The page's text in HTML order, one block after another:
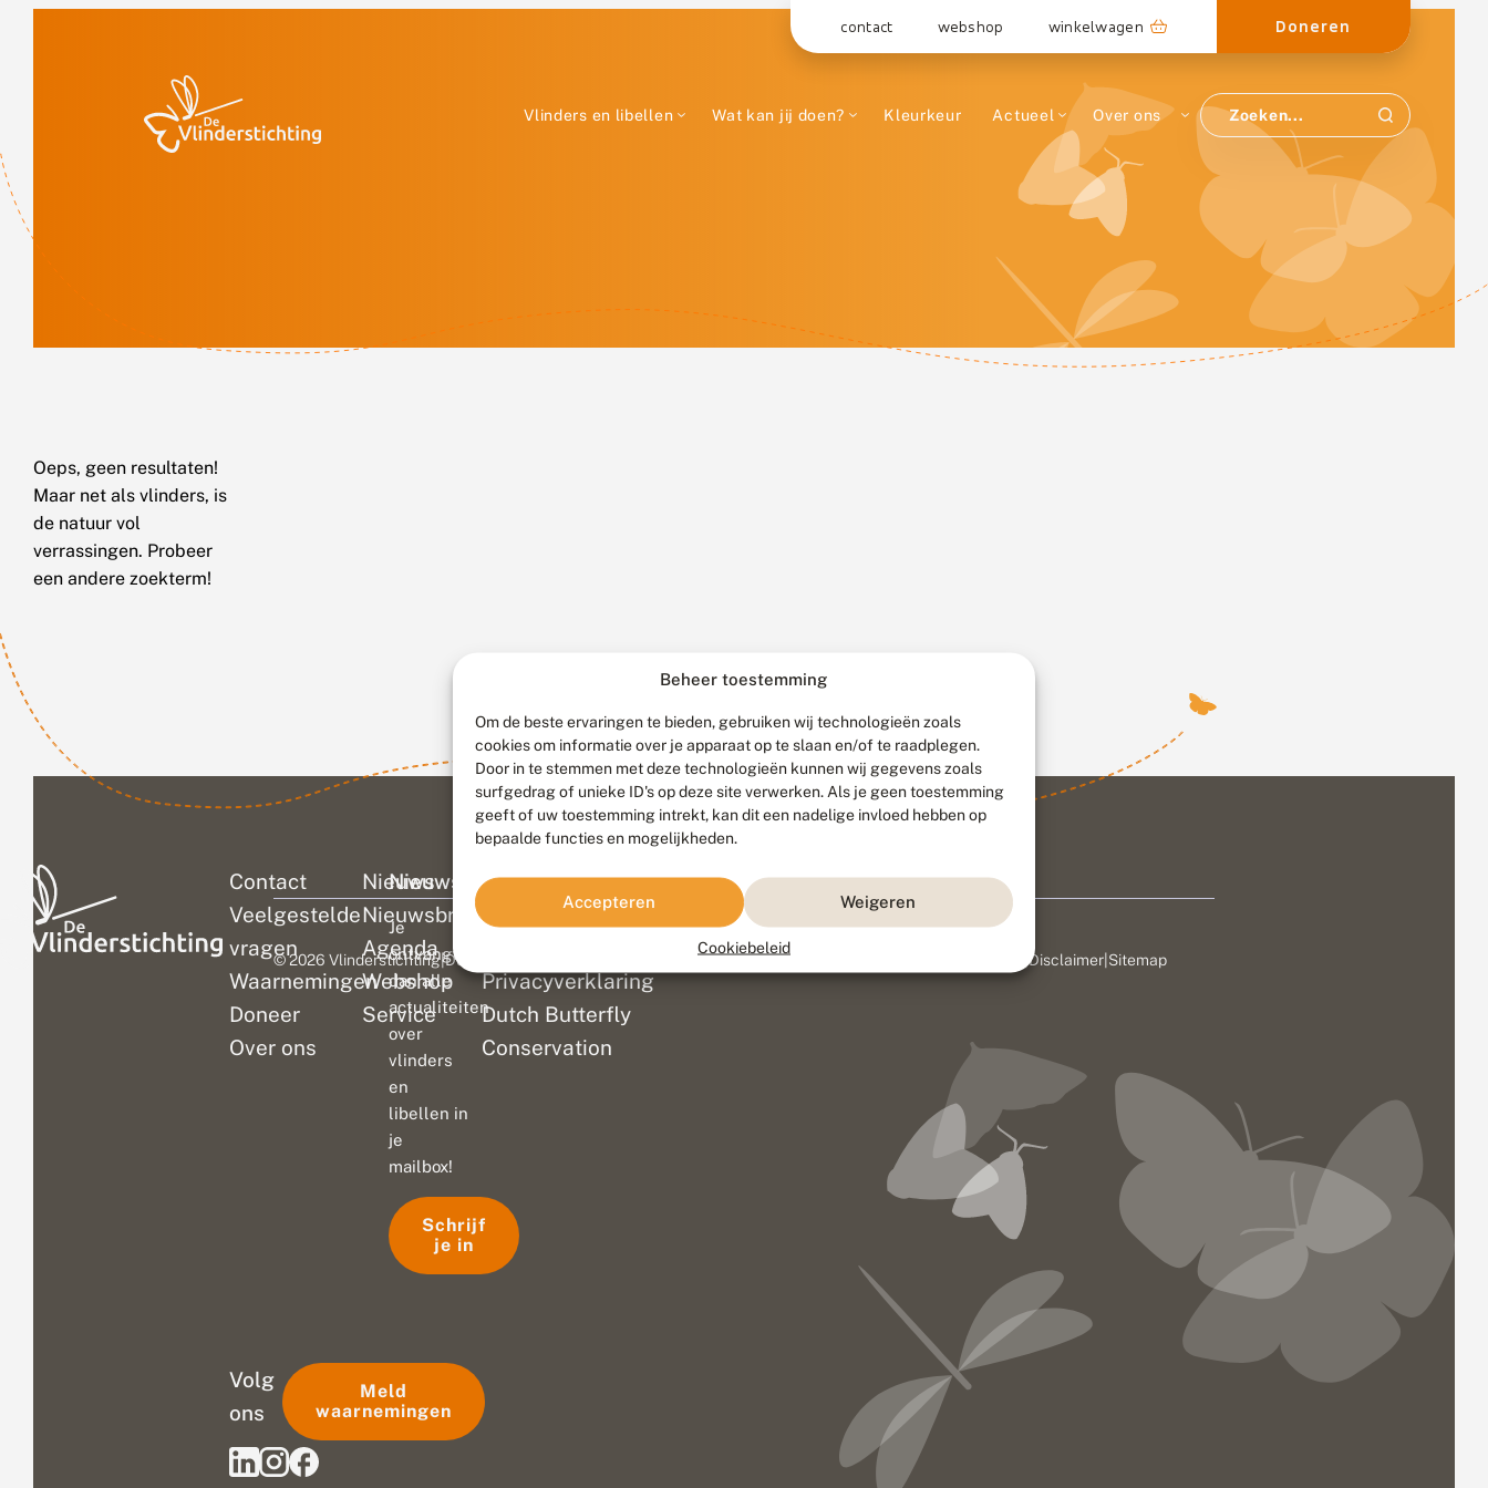
Beheer toestemming
Om de beste ervaringen te bieden, gebruiken wij technologieën zoals
cookies om informatie over je apparaat op te slaan en/of te raadplegen.
Door in te stemmen met deze technologieën kunnen wij gegevens zoals
surfgedrag of unieke ID's op deze site verwerken. Als je geen toestemming
geeft of uw toestemming intrekt, kan dit een nadelige invloed hebben op
bepaalde functies en mogelijkheden.
Accepteren Weigeren
Cookiebeleid
contact webshop winkelwagen Doneren
Vlinders en libellen Wat kan jij doen? Kleurkeur Actueel Over ons
Oeps, geen resultaten!
Maar net als vlinders, is
de natuur vol
verrassingen. Probeer
een andere zoekterm!
Contact
Veelgestelde
vragen
Waarnemingen
Doneer
Over ons
Nieuws
Nieuwsbrief
Agenda
Webshop
Service
Colofon
Disclaimer
Privacyverklaring
Dutch Butterfly
Conservation
Nieuwsbrief
Je
ontvangt
dan alle
actualiteiten
over
vlinders
en
libellen in
je
mailbox!
Schrijf
je in
Volg
ons
Meld
waarnemingen
© 2026 Vlinderstichting|Duurzaam ontwikkeld door Go2People, ontworpen door Disclaimer Sitemap